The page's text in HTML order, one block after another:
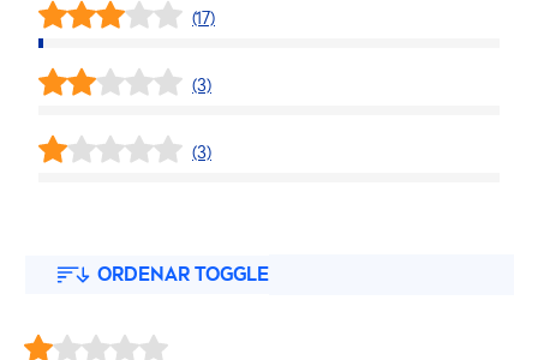
(17)
(3)
(3)
ORDENAR TOGGLE